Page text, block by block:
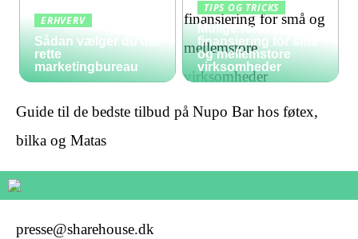
ERHVERV
Sådan vælger du det
rette
marketingbureau
TIPS OG TRICKS
Mulige former for
finansiering for små
og mellemstore
virksomheder
Guide til de bedste tilbud på Nupo Bar hos føtex,
bilka og Matas
presse@sharehouse.dk